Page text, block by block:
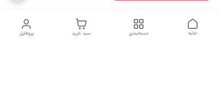
پروفایل سبد خرید دسته‌بندی خانه